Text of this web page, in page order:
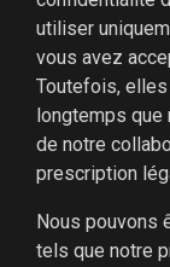
utiliser
vous avez
Toutefois,
longtemps
de notre
prescription
Nous pouvons
tels que notre